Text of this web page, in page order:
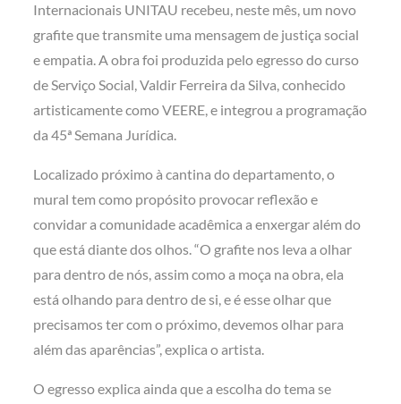
Internacionais UNITAU recebeu, neste mês, um novo
grafite que transmite uma mensagem de justiça social
e empatia. A obra foi produzida pelo egresso do curso
de Serviço Social, Valdir Ferreira da Silva, conhecido
artisticamente como VEERE, e integrou a programação
da 45ª Semana Jurídica.
Localizado próximo à cantina do departamento, o
mural tem como propósito provocar reflexão e
convidar a comunidade acadêmica a enxergar além do
que está diante dos olhos. “O grafite nos leva a olhar
para dentro de nós, assim como a moça na obra, ela
está olhando para dentro de si, e é esse olhar que
precisamos ter com o próximo, devemos olhar para
além das aparências”, explica o artista.
O egresso explica ainda que a escolha do tema se